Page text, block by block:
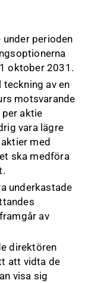
perioden
oktober 2031.
av en
motsvarande
aktie
vara lägre
med
ska medföra
underkastade
av
direktören
att vidta de
visa sig